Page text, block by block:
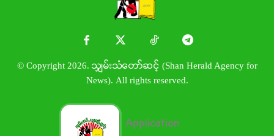
© Copyright 2026. သျှမ်းသံတော်ဆင့် (Shan Herald Agency for
News). All rights reserved.